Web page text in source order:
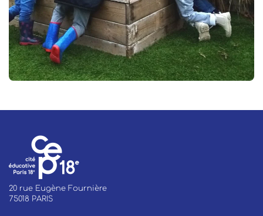
20 rue Eugène Fournière
75018 PARIS